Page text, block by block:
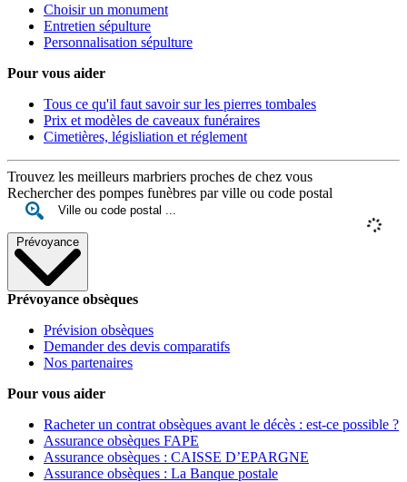
Choisir un monument
Entretien sépulture
Personnalisation sépulture
Pour vous aider
Tous ce qu'il faut savoir sur les pierres tombales
Prix et modèles de caveaux funéraires
Cimetières, législiation et réglement
Trouvez les meilleurs marbriers proches de chez vous
Rechercher des pompes funèbres par ville ou code postal
Prévoyance
Prévoyance obsèques
Prévision obsèques
Demander des devis comparatifs
Nos partenaires
Pour vous aider
Racheter un contrat obsèques avant le décès : est-ce possible ?
Assurance obsèques FAPE
Assurance obsèques : CAISSE D’EPARGNE
Assurance obsèques : La Banque postale